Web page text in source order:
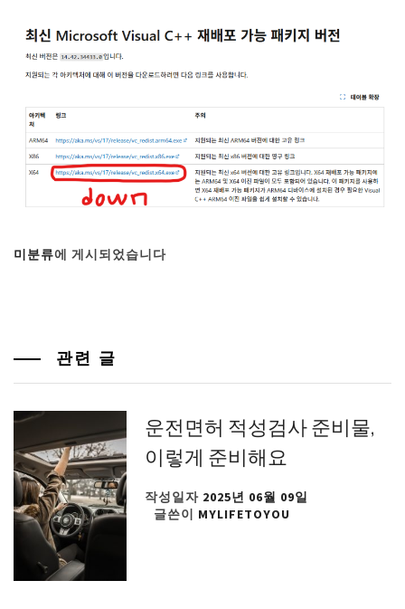
미분류에 게시되었습니다
관련 글
운전면허 적성검사 준비물,
이렇게 준비해요
작성일자 2025년 06월 09일
글쓴이 MYLIFETOYOU